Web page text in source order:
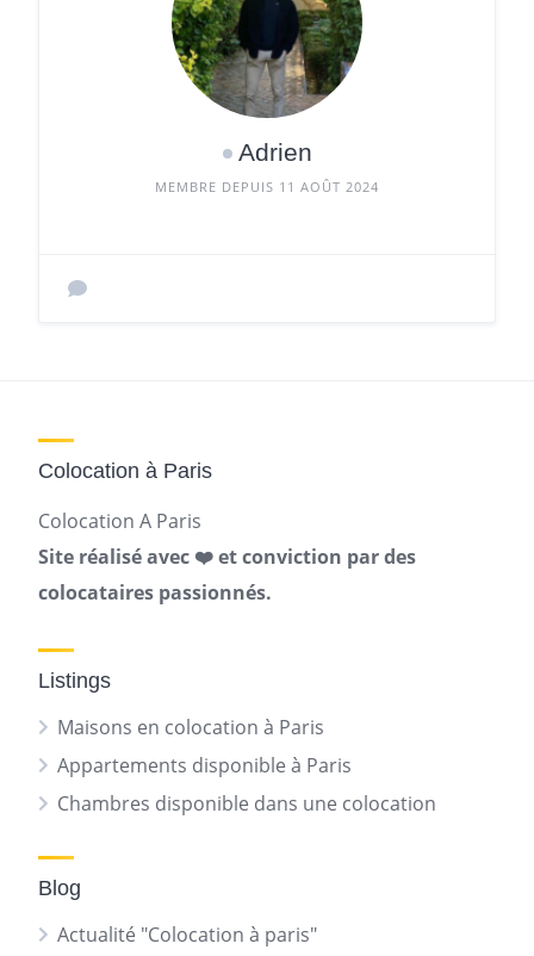
Adrien
MEMBRE DEPUIS 11 AOÛT 2024
Colocation à Paris
Colocation A Paris
Site réalisé avec ❤️ et conviction par des
colocataires passionnés.
Listings
Maisons en colocation à Paris
Appartements disponible à Paris
Chambres disponible dans une colocation
Blog
Actualité "Colocation à paris"